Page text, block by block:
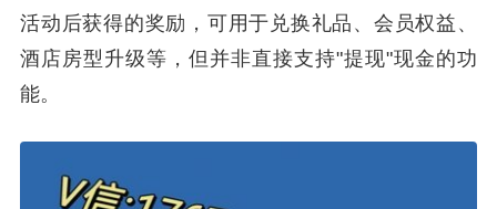
活动后获得的奖励，可用于兑换礼品、会员权益、
酒店房型升级等，但并非直接支持"提现"现金的功
能。